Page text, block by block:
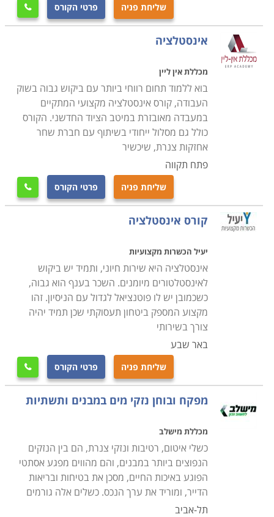
שרובן מתמחות בקורסים בתחום המקצועי. ניתן למצוא
לימודי שרברבות בתל אביב, בירושלים, קורס
אינסטלציה בבאר שבע, חיפה ובערים גדולות נוספות.
שליחת פניה פרטי הקורס 
אינסטלציה
מכללת אין ליין
בוא ללמוד תחום רווחי ביותר עם ביקוש גבוה בשוק
העבודה, קורס אינסטלציה מקצועי המתקיים
במעבדה מאובזרת במיטב הציוד החדשני. הקורס
כולל גם מסלול ייחודי בשיתוף עם חברת שחר
אחזקות צנרת, שיכשיר
פתח תקווה
שליחת פניה פרטי הקורס 
קורס אינסטלציה
יעיל הכשרות מקצועיות
אינסטלציה היא שירות חיוני, ותמיד יש ביקוש
לאינסטלטורים מיומנים. השכר בענף הוא גבוה,
כשכמובן יש לו פוטנציאל לגדול עם הניסיון. זהו
מקצוע המספק ביטחון תעסוקתי שכן תמיד יהיה
צורך בשירותי
באר שבע
שליחת פניה פרטי הקורס 
מפקח ובוחן נזקי מים במבנים ותשתיות
מכללת מישלב
כשלי איטום, רטיבות ונזקי צנרת, הם בין הנזקים
הנפוצים ביותר במבנים, והם מהווים מפגע אסתטי
הפוגע באיכות החיים, מסכן את בטיחות ובריאות
הדייר, ומוריד את ערך הנכס. כשלים אלה גורמים
תל-אביב